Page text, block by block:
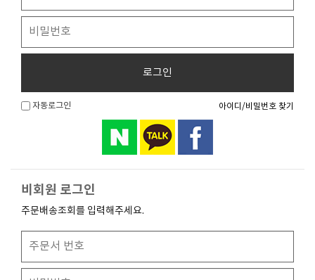
로그인
자동로그인 아이디/비밀번호 찾기
비회원 로그인
주문배송조회를 입력해주세요.